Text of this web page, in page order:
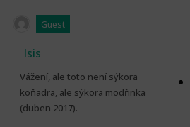
Guest
Isis
Vážení, ale toto není sýkora
koňadra, ale sýkora modřinka
(duben 2017).